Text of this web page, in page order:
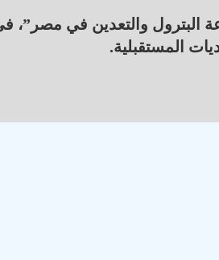
البترول والتعدين في مصر”،
المستقبلية.